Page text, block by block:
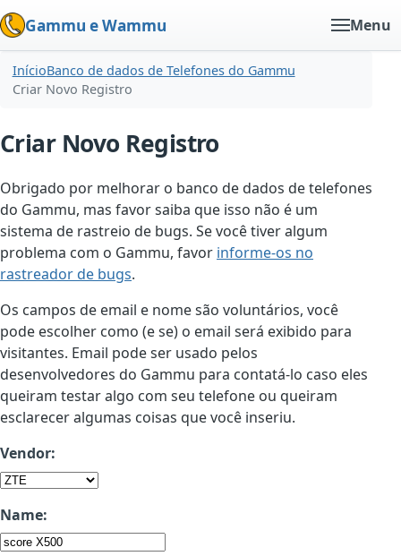
Gammu e Wammu Menu
InícioBanco de dados de Telefones do Gammu
Criar Novo Registro
Criar Novo Registro
Obrigado por melhorar o banco de dados de telefones
do Gammu, mas favor saiba que isso não é um
sistema de rastreio de bugs. Se você tiver algum
problema com o Gammu, favor informe-os no
rastreador de bugs.
Os campos de email e nome são voluntários, você
pode escolher como (e se) o email será exibido para
visitantes. Email pode ser usado pelos
desenvolvedores do Gammu para contatá-lo caso eles
queiram testar algo com seu telefone ou queiram
esclarecer algumas coisas que você inseriu.
Vendor:
Name: